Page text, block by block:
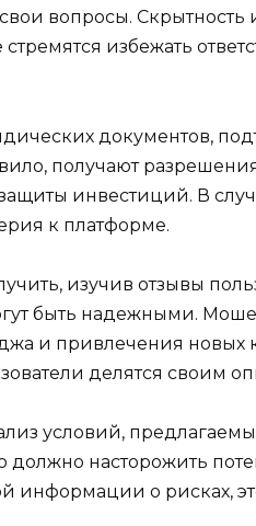
вопросы.
избежать
документов,
получают разрешения
инвестиций. В
к платформе.
изучив отзывы
быть надежными.
и привлечения новых
делятся своим
условий,
насторожить
информации о рисках,